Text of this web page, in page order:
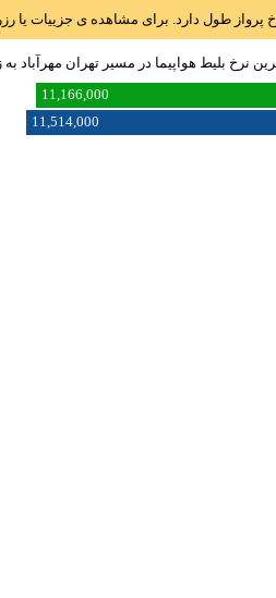
پرواز طول دارد. برای مشاهده ی جزییات
نرخ بلیط هواپیما در مسیر تهران مهرآباد به
11,166,000
11,514,000